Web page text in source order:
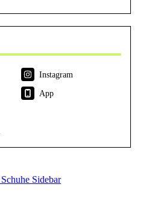
Instagram
App